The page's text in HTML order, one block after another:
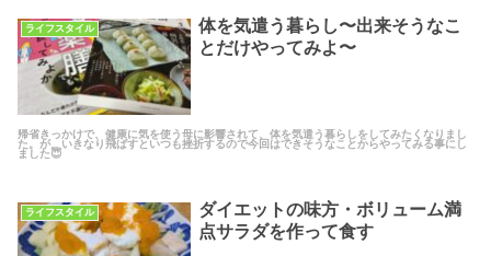
ライフスタイル
体を気遣う暮らし〜出来そうなこ
とだけやってみよ〜
帰省きっかけで、健康に気を使う母に影響されて、体を気遣う暮らしをしてみたくなりまし
た。が、いきなり飛ばすといつも挫折するので今回はできそうなことからやってみる事にし
ました😇
ライフスタイル
ダイエットの味方・ボリューム満
点サラダを作って食す